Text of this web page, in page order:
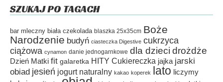
SZUKAJ PO TAGACH
bar mleczny biała czekolada blaszka 25x35cm Boże
Narodzenie budyń ciasteczka Digestive cukrzyca
ciążowa cynamon danie jednogarnkowe dla dzieci drożdże
Dzień Matki fit galaretka HITY Cukiereczka jajka jarski
obiad jesień jogurt naturalny kakao koperek lato liczymy